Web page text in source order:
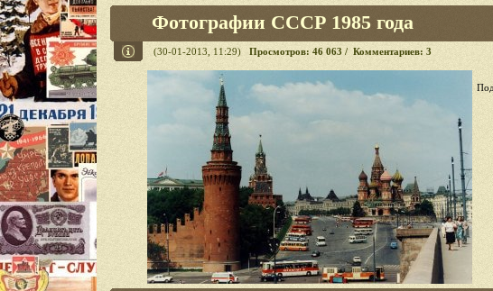
Фотографии СССР 1985 года
(30-01-2013, 11:29) Просмотров: 46 063 / Комментариев: 3